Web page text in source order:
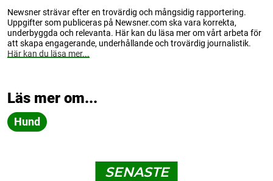
Newsner strävar efter en trovärdig och mångsidig rapportering.
Uppgifter som publiceras på Newsner.com ska vara korrekta,
underbyggda och relevanta. Här kan du läsa mer om vårt arbeta för
att skapa engagerande, underhållande och trovärdig journalistik.
Här kan du läsa mer...
Läs mer om...
Hund
SENASTE